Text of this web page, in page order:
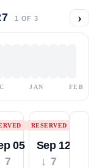
1 OF 3 ›
JAN FEB
05
7
RESERVED
Sep 12
↓ 7